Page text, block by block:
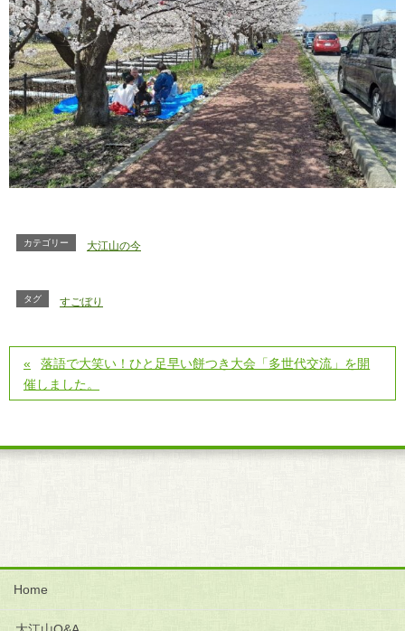
カテゴリー 大江山の今
タグ すごぼり
落語で大笑い！ひと足早い餅つき大会「多世代交流」を開
催しました。
Home